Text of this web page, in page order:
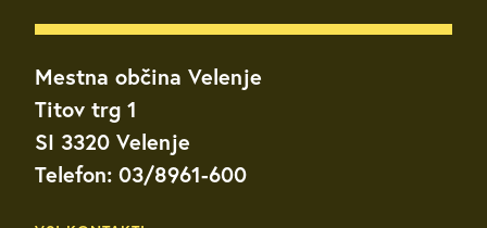
Mestna občina Velenje
Titov trg 1
SI 3320 Velenje
Telefon: 03/8961-600